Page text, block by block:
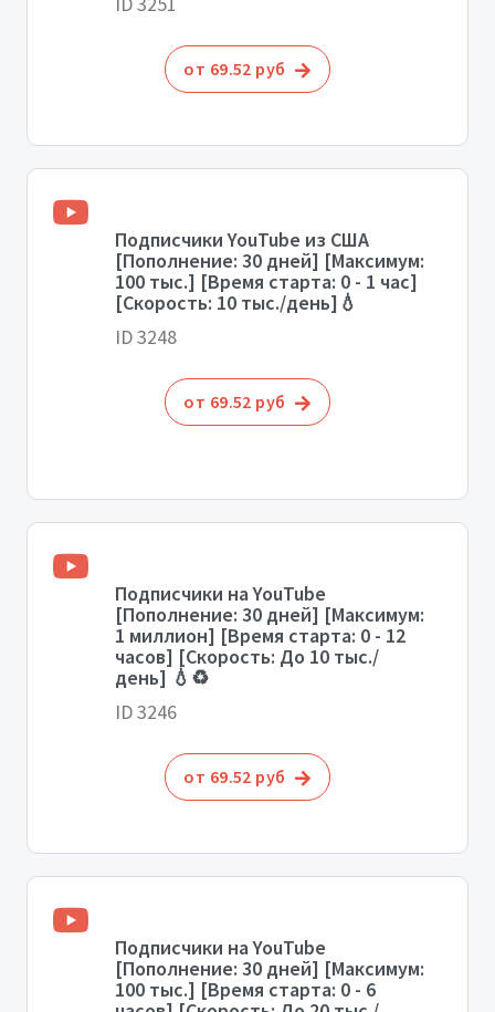
от 69.52 руб
Подписчики YouTube из США
[Пополнение: 30 дней] [Максимум:
100 тыс.] [Время старта: 0 - 1 час]
[Скорость: 10 тыс./день]💧
ID 3248
от 69.52 руб
Подписчики на YouTube
[Пополнение: 30 дней] [Максимум:
1 миллион] [Время старта: 0 - 12
часов] [Скорость: До 10 тыс./
день] 💧♻️
ID 3246
от 69.52 руб
Подписчики на YouTube
[Пополнение: 30 дней] [Максимум:
100 тыс.] [Время старта: 0 - 6